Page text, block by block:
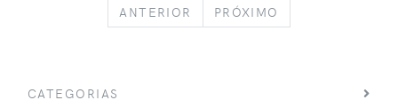
ANTERIOR PREVIOUS
PRÓXIMO
CATEGORIAS